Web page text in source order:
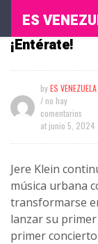
ES
Jere Klein
¡Entérate!
byES VENEZUELA
/ no hay
comentarios
at junio 5, 2024
Jere Klein
música urbana
transformarse
lanzar su primer
primer